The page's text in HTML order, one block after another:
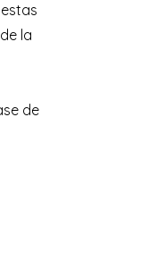
la
de